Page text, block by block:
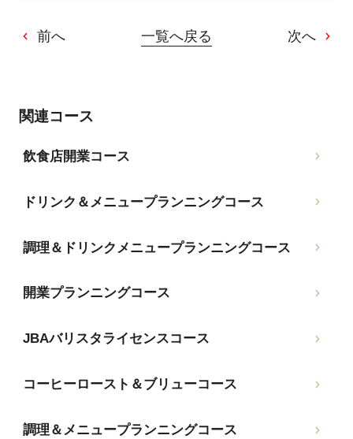
前へ 一覧へ戻る 次へ
関連コース
飲食店開業コース
ドリンク＆メニュープランニングコース
調理＆ドリンクメニュープランニングコース
開業プランニングコース
JBAバリスタライセンスコース
コーヒーロースト＆ブリューコース
調理＆メニュープランニングコース